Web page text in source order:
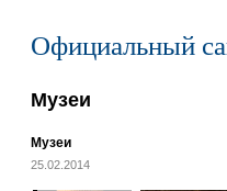
Официальный
Музеи
Музеи
25.02.2014